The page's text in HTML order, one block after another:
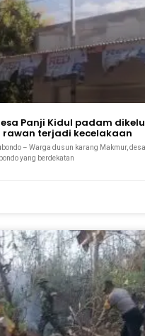
Panji Kidul padam
terjadi kecelakaan
– Warga dusun karang Makmur, desa
yang berdekatan